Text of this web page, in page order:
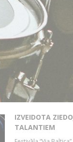
IZVEIDOTA
TALANTIEM